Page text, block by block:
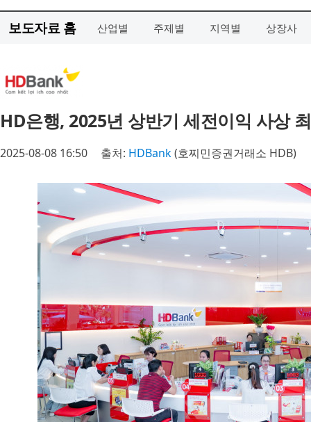
보도자료 홈 산업별 주제별 지역별 상장사
HD은행, 2025년 상반기 세전이익 사상
2025-08-08 16:50 출처: HDBank(호찌민증권거래소 HDB)